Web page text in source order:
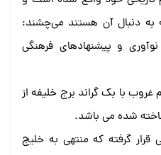
به دنبال آن هستند می‌چشند:
و پیشنهادهای فرهنگی
با بک گراند برج خلیفه از
شده می باشد.
گرفته که منتهی به خلیج